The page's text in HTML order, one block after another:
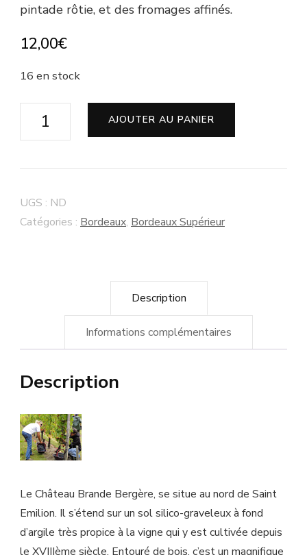
pintade rôtie, et des fromages affinés.
12,00€
16 en stock
quantité
Bergère
"Cuvée
AJOUTER AU PANIER
UGS : ND
Catégories : Bordeaux, Bordeaux Supérieur
Description
Informations complémentaires
Description
Le Château Brande Bergère, se situe au nord de Saint
Emilion. Il s’étend sur un sol silico-graveleux à fond
d’argile très propice à la vigne qui y est cultivée depuis
le XVIIIème siècle. Entouré de bois, c’est un magnifique